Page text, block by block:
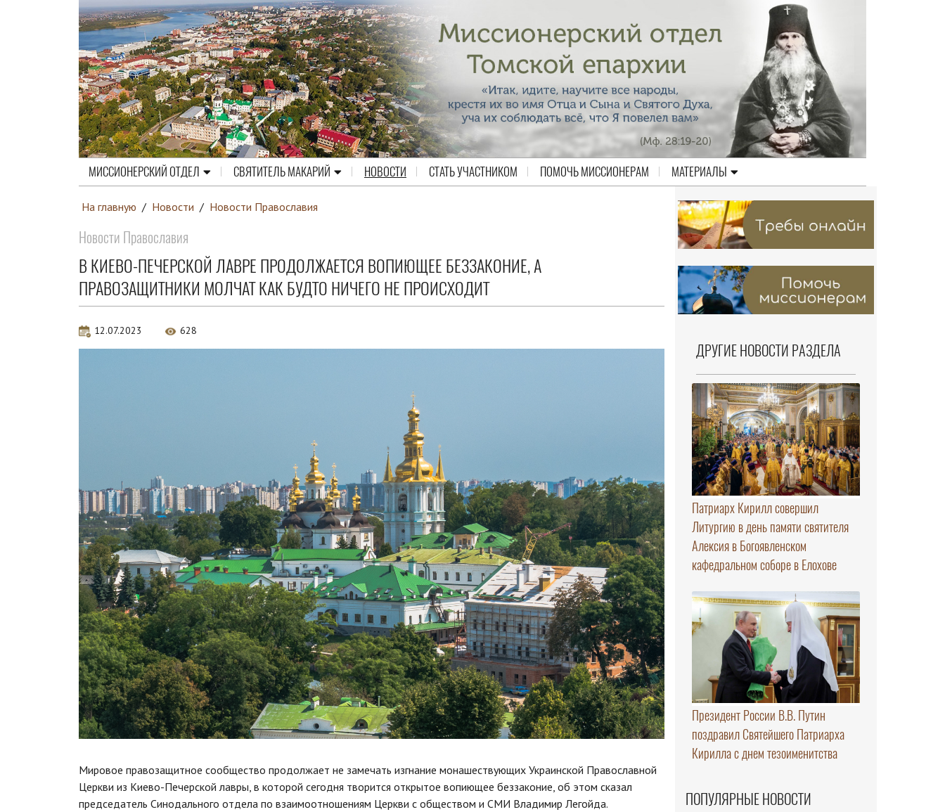
МИССИОНЕРСКИЙ ОТДЕЛ СВЯТИТЕЛЬ МАКАРИЙ НОВОСТИ СТАТЬ УЧАСТНИКОМ ПОМОЧЬ МИССИОНЕРАМ МАТЕРИАЛЫ
На главную / Новости / Новости Православия
Новости Православия
В КИЕВО-ПЕЧЕРСКОЙ ЛАВРЕ ПРОДОЛЖАЕТСЯ ВОПИЮЩЕЕ БЕЗЗАКОНИЕ, А
ПРАВОЗАЩИТНИКИ МОЛЧАТ КАК БУДТО НИЧЕГО НЕ ПРОИСХОДИТ
12.07.2023 628
Мировое правозащитное сообщество продолжает не замечать изгнание монашествующих Украинской Православной
Церкви из Киево-Печерской лавры, в которой сегодня творится открытое вопиющее беззаконие, об этом сказал
председатель Синодального отдела по взаимоотношениям Церкви с обществом и СМИ Владимир Легойда.
ДРУГИЕ НОВОСТИ РАЗДЕЛА
Патриарх Кирилл совершил
Литургию в день памяти святителя
Алексия в Богоявленском
кафедральном соборе в Елохове
Президент России В.В. Путин
поздравил Святейшего Патриарха
Кирилла с днем тезоименитства
ПОПУЛЯРНЫЕ НОВОСТИ